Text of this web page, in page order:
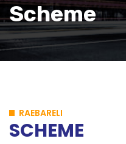
Scheme
RAEBARELI
SCHEME